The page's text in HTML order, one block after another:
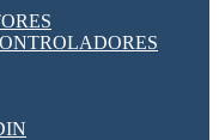
DE CORRIENTE